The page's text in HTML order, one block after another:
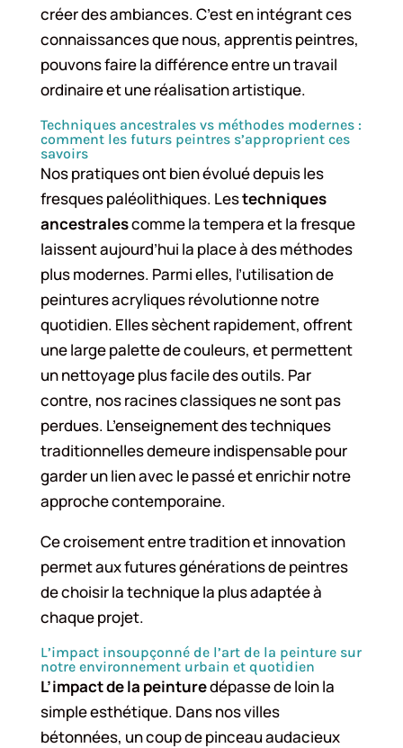
créer des ambiances. C’est en intégrant ces
connaissances que nous, apprentis peintres,
pouvons faire la différence entre un travail
ordinaire et une réalisation artistique.
Techniques ancestrales vs méthodes modernes :
comment les futurs peintres s’approprient ces
savoirs
Nos pratiques ont bien évolué depuis les
fresques paléolithiques. Lestechniques
ancestralescomme la tempera et la fresque
laissent aujourd’hui la place à des méthodes
plus modernes. Parmi elles, l’utilisation de
peintures acryliques révolutionne notre
quotidien. Elles sèchent rapidement, offrent
une large palette de couleurs, et permettent
un nettoyage plus facile des outils. Par
contre, nos racines classiques ne sont pas
perdues. L’enseignement des techniques
traditionnelles demeure indispensable pour
garder un lien avec le passé et enrichir notre
approche contemporaine.
Ce croisement entre tradition et innovation
permet aux futures générations de peintres
de choisir la technique la plus adaptée à
chaque projet.
L’impact insoupçonné de l’art de la peinture sur
notre environnement urbain et quotidien
L’impact de la peinturedépasse de loin la
simple esthétique. Dans nos villes
bétonnées, un coup de pinceau audacieux